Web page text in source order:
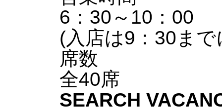
6：30～10：00
(入店は9：30ま
席数
全40席
SEARCH